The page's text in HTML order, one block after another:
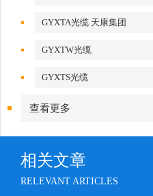
GYXTA光缆 天康集团
GYXTW光缆
GYXTS光缆
查看更多
相关文章
RELEVANT ARTICLES